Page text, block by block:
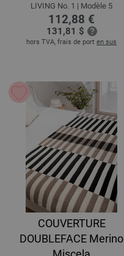
LIVING No. 1 | Modèle 5
112,88 €
131,81 $
hors TVA, frais de port en sus
COUVERTURE
DOUBLEFACE Merino